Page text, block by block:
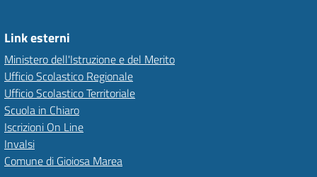
Link esterni
Ministero dell'Istruzione e del Merito
Ufficio Scolastico Regionale
Ufficio Scolastico Territoriale
Scuola in Chiaro
Iscrizioni On Line
Invalsi
Comune di Gioiosa Marea